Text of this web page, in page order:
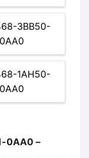
3BB50-
0AA0
1AH50-
0AA0
0AA0 –